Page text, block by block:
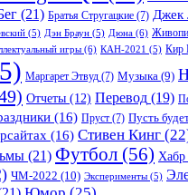
(21) Братья Стругацкие (7) Джек
(5) Дэн Браун (5) Дюна (6)
игры (6) КАН-2021 (5) Кир
Маргарет Этвуд (7) Музыка (9)
Отчеты (12) Перевод (19)
(16) Пруст (7) Пусть
(16) Стивен Кинг
(21) Футбол (56) Хабр
ЧМ-2022 (10) Эксперименты (5)